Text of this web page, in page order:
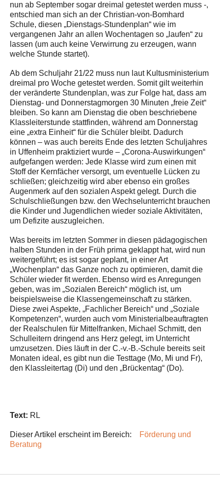
nun ab September sogar dreimal getestet werden muss -,
entschied man sich an der Christian-von-Bomhard
Schule, diesen „Dienstags-Stundenplan“ wie im
vergangenen Jahr an allen Wochentagen so „laufen“ zu
lassen (um auch keine Verwirrung zu erzeugen, wann
welche Stunde startet).
Ab dem Schuljahr 21/22 muss nun laut Kultusministerium
dreimal pro Woche getestet werden. Somit gilt weiterhin
der veränderte Stundenplan, was zur Folge hat, dass am
Dienstag- und Donnerstagmorgen 30 Minuten „freie Zeit“
bleiben. So kann am Dienstag die oben beschriebene
Klassleiterstunde stattfinden, während am Donnerstag
eine „extra Einheit“ für die Schüler bleibt. Dadurch
können – was auch bereits Ende des letzten Schuljahres
in Uffenheim praktiziert wurde – „Corona-Auswirkungen“
aufgefangen werden: Jede Klasse wird zum einen mit
Stoff der Kernfächer versorgt, um eventuelle Lücken zu
schließen; gleichzeitig wird aber ebenso ein großes
Augenmerk auf den sozialen Aspekt gelegt. Durch die
Schulschließungen bzw. den Wechselunterricht brauchen
die Kinder und Jugendlichen wieder soziale Aktivitäten,
um Defizite auszugleichen.
Was bereits im letzten Sommer in diesen pädagogischen
halben Stunden in der Früh prima geklappt hat, wird nun
weitergeführt; es ist sogar geplant, in einer Art
„Wochenplan“ das Ganze noch zu optimieren, damit die
Schüler wieder fit werden. Ebenso wird es Anregungen
geben, was im „Sozialen Bereich“ möglich ist, um
beispielsweise die Klassengemeinschaft zu stärken.
Diese zwei Aspekte, „Fachlicher Bereich“ und „Soziale
Kompetenzen“, wurden auch vom Ministerialbeauftragten
der Realschulen für Mittelfranken, Michael Schmitt, den
Schulleitern dringend ans Herz gelegt, im Unterricht
umzusetzen. Dies läuft in der C.-v.-B.-Schule bereits seit
Monaten ideal, es gibt nun die Testtage (Mo, Mi und Fr),
den Klassleitertag (Di) und den „Brückentag“ (Do).
Text: RL
Dieser Artikel erscheint im Bereich:
Förderung und
Beratung